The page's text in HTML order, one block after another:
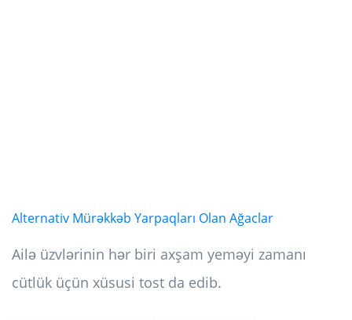
Alternativ Mürəkkəb Yarpaqları Olan Ağaclar
Ailə üzvlərinin hər biri axşam yeməyi zamanı
cütlük üçün xüsusi tost da edib.